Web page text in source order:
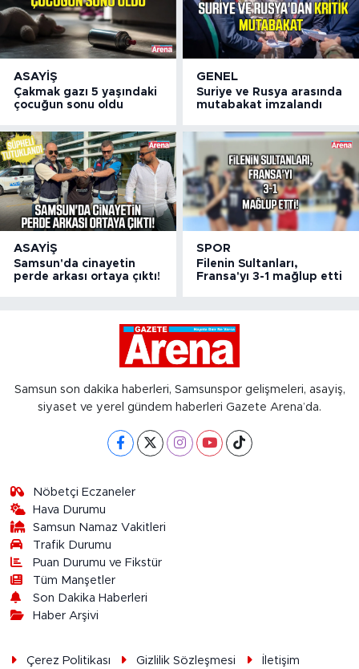
ASAYIŞ
Çakmak gazı 5 yaşındaki
çocuğun sonu oldu
GENEL
Suriye ve Rusya arasında
mutabakat imzalandı
ASAYIŞ
Samsun'da cinayetin
perde arkası ortaya çıktı!
SPOR
Filenin Sultanları,
Fransa'yı 3-1 mağlup etti
Samsun son dakika haberleri, Samsunspor gelişmeleri, asayiş,
siyaset ve yerel gündem haberleri Gazete Arena’da.
Nöbetçi Eczaneler
Hava Durumu
Samsun Namaz Vakitleri
Trafik Durumu
Puan Durumu ve Fikstür
Tüm Manşetler
Son Dakika Haberleri
Haber Arşivi
Çerez Politikası Gizlilik Sözleşmesi İletişim